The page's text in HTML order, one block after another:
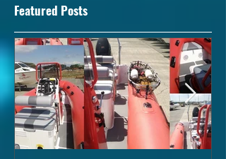
Featured Posts